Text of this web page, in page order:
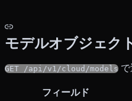
モデルオブジェク
GET /api/v1/cloud/models で
フィールド